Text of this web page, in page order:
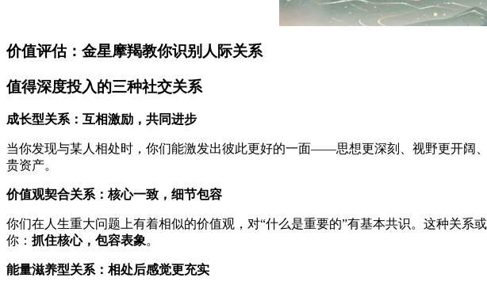
价值评估：金星摩羯教你识别人际关系
值得深度投入的三种社交关系
成长型关系：互相激励，共同进步
当你发现与某人相处时，你们能激发出彼此更好的一面——思想更深刻、视野更开阔
贵资产。
价值观契合关系：核心一致，细节包容
你们在人生重大问题上有着相似的价值观，对“什么是重要的”有基本共识。这种关
你： 抓住核心，包容表象。
能量滋养型关系：相处后感觉更充实